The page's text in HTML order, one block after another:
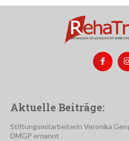
Aktuelle Beiträge:
Stiftungsmitarbeiterin Veronika
DMGP ernannt